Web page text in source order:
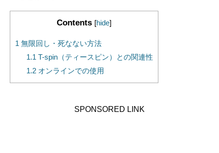
Contents [hide]
1 無限回し・死なない方法
1.1T-spin（ティースピン）との関連性
1.2オンラインでの使用
SPONSORED LINK